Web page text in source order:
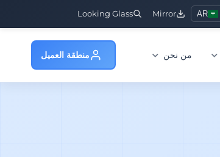
AR
Mirror
Looking Glass
من نحن منطقة العميل